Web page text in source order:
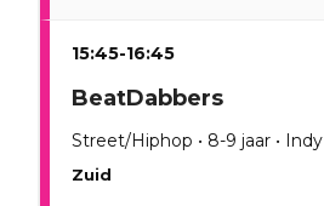
15:45-16:45
BeatDabbers
Street/Hiphop • 8-9 jaar • Indy
Zuid